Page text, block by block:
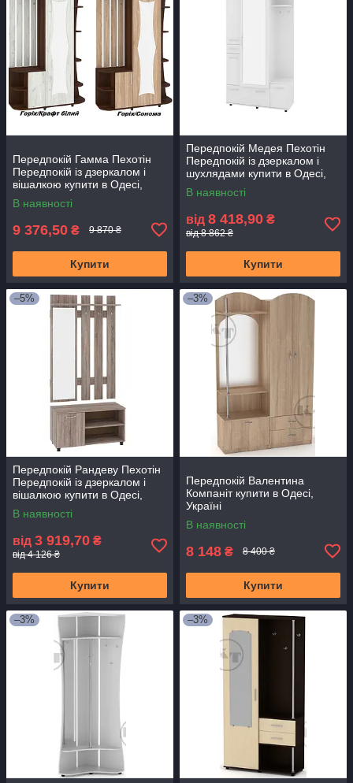
Передпокій Гамма Пехотін
Передпокій із дзеркалом і
вішалкою купити в Одесі,
Україні
В наявності
9 376,50 ₴ 9 870 ₴
Купити
Передпокій Медея Пехотін
Передпокій із дзеркалом і
шухлядами купити в Одесі,
Україні
В наявності
від 8 418,90 ₴
від 8 862 ₴
Купити
–5%
Передпокій Рандеву Пехотін
Передпокій із дзеркалом і
вішалкою купити в Одесі,
Україні
В наявності
від 3 919,70 ₴
від 4 126 ₴
Купити
–3%
Передпокій Валентина
Компаніт купити в Одесі,
Україні
В наявності
8 148 ₴ 8 400 ₴
Купити
–3% –3%